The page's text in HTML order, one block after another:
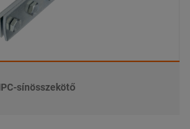
sínösszekötő